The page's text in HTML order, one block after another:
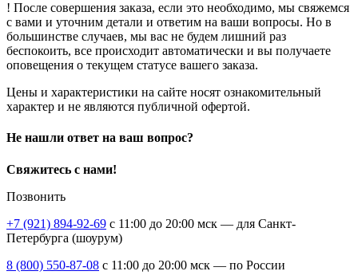
! После совершения заказа, если это необходимо, мы свяжемся
с вами и уточним детали и ответим на ваши вопросы. Но в
большинстве случаев, мы вас не будем лишний раз
беспокоить, все происходит автоматически и вы получаете
оповещения о текущем статусе вашего заказа.
Цены и характеристики на сайте носят ознакомительный
характер и не являются публичной офертой.
Не нашли ответ на ваш вопрос?
Свяжитесь с нами!
Позвонить
+7 (921) 894-92-69 c 11:00 до 20:00 мск — для Санкт-
Петербурга (шоурум)
8 (800) 550-87-08 c 11:00 до 20:00 мск — по России